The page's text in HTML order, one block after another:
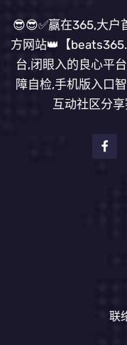
😎😎✅赢在365,大
方网站👑【
台,闭眼入的良心平
障自检,手机版入口
互动社区分
联